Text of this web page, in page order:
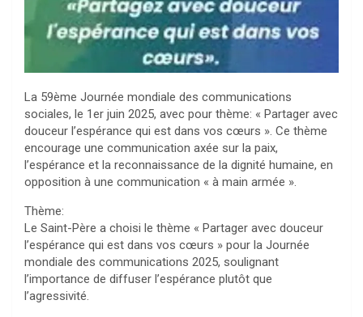
La 59ème Journée mondiale des communications
sociales, le 1er juin 2025, avec pour thème: « Partager avec
douceur l’espérance qui est dans vos cœurs ». Ce thème
encourage une communication axée sur la paix,
l’espérance et la reconnaissance de la dignité humaine, en
opposition à une communication « à main armée ».
Thème:
Le Saint-Père a choisi le thème « Partager avec douceur
l’espérance qui est dans vos cœurs » pour la Journée
mondiale des communications 2025, soulignant
l’importance de diffuser l’espérance plutôt que
l’agressivité.